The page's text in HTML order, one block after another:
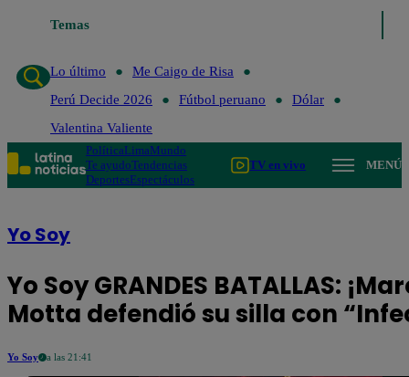
Temas
Lo último
Me Caigo de Risa
Perú Decide 2026
Fútbol peruano
Dólar
Valentina Valiente
PolíticaLimaMundo
Te ayudoTendencias
DeportesEspectáculos
TV en vivo MENÚ
Yo Soy
Yo Soy GRANDES BATALLAS:
Motta defendió su silla con
Yo Soy a las 21:41